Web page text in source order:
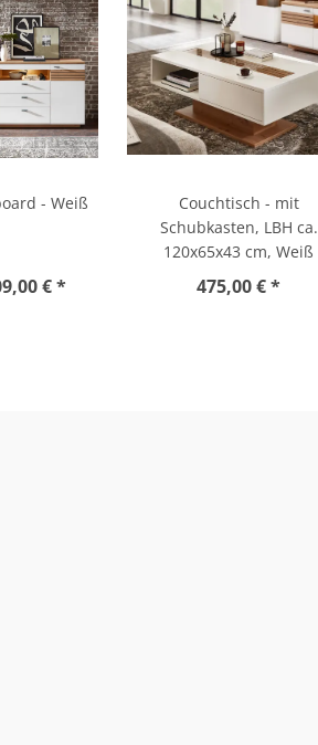
- Weiß
€ *
Couchtisch - mit
Schubkasten, LBH ca.
120x65x43 cm, Weiß
475,00 € *